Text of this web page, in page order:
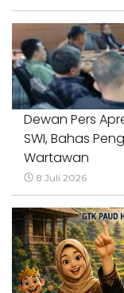
Dewan Pers
SWI, Bahas
Wartawan
8 Juli 2026